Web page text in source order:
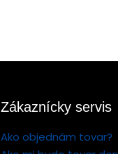
Zákaznícky servis
Ako objednám tovar?